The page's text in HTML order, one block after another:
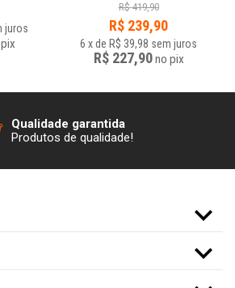
juros
pix
R$ 419,90
R$ 239,90
6 xde R$ 39,98 sem juros
R$ 227,90no pix
Qualidade garantida
Produtos de qualidade!